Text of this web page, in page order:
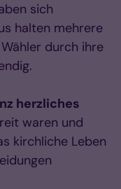
sich
halten mehrere
durch ihre
herzliches
waren und
kirchliche Leben